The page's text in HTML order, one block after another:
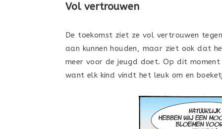
Vol vertrouwen
De toekomst ziet ze vol vertrouwen
aan kunnen houden, maar ziet ook dat
meer voor de jeugd doet. Op dit
want elk kind vindt het leuk om en